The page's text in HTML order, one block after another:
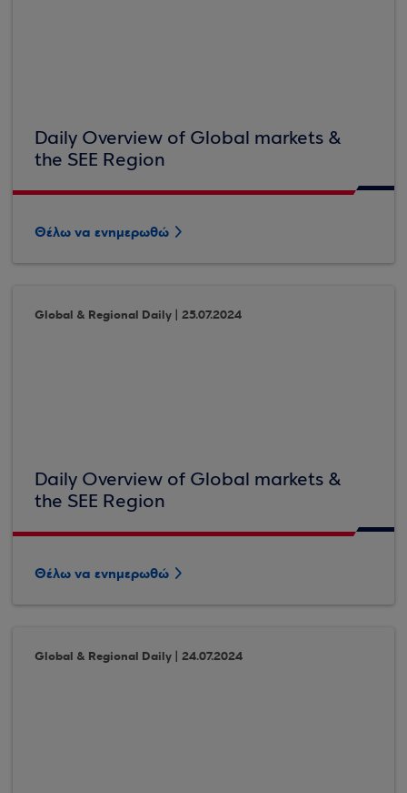
Daily Overview of Global markets &
the SEE Region
Θέλω να ενημερωθώ
Global & Regional Daily | 25.07.2024
Daily Overview of Global markets &
the SEE Region
Θέλω να ενημερωθώ
Global & Regional Daily | 24.07.2024